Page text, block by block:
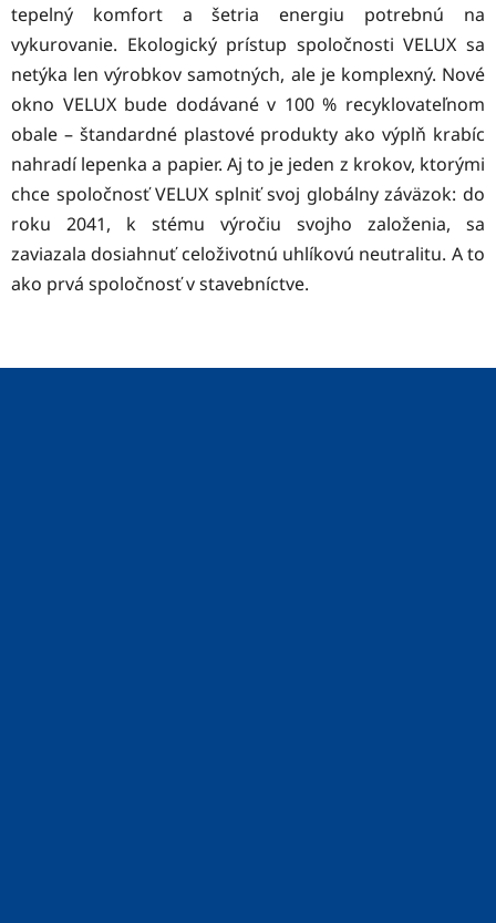
tepelný komfort a šetria energiu potrebnú na
vykurovanie. Ekologický prístup spoločnosti VELUX sa
netýka len výrobkov samotných, ​​ale je komplexný. Nové
okno VELUX bude dodávané v 100 % recyklovateľnom
obale – štandardné plastové produkty ako výplň krabíc
nahradí lepenka a papier. Aj to je jeden z krokov, ktorými
chce spoločnosť VELUX splniť svoj globálny záväzok: do
roku 2041, k stému výročiu svojho založenia, sa
zaviazaladosiahnuť celoživotnú uhlíkovú neutralitu. A to
ako prvá spoločnosť v stavebníctve.
Z